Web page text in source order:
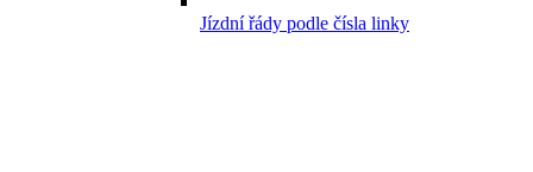
Jízdní řády podle čísla linky